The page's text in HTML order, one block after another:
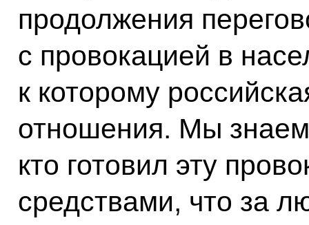
продолжения
с провокацией в
к которому
отношения. Мы
кто готовил эту
средствами, что за